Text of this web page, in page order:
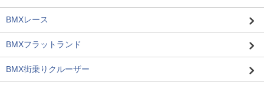
BMXレース
BMXフラットランド
BMX街乗りクルーザー